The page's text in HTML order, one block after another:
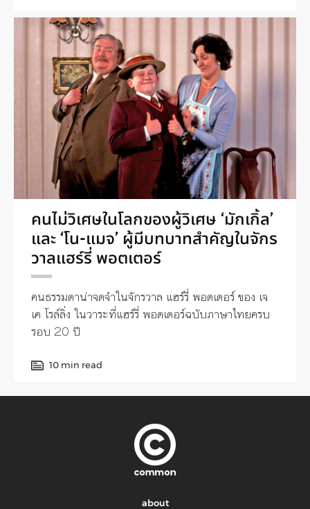
คนไม่วิเศษในโลกของผู้วิเศษ ‘มักเกิ้ล’
และ ‘โน-แมจ’ ผู้มีบทบาทสำคัญในจักร
วาลแฮร์รี่ พอตเตอร์
คนธรรมดาน่าจดจำในจักรวาล แฮร์รี่ พอตเตอร์ ของ เจ
เค โรล์ลิ่ง ในวาระที่แฮร์รี่ พอตเตอร์ฉบับภาษาไทยครบ
รอบ 20 ปี
10 min read
about